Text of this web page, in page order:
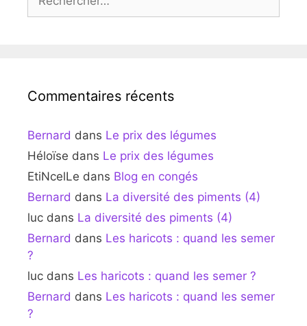
Commentaires récents
Bernard dans Le prix des légumes
Héloïse dans Le prix des légumes
EtiNcelLe dans Blog en congés
Bernard dans La diversité des piments (4)
luc dans La diversité des piments (4)
Bernard dans Les haricots : quand les semer
?
luc dans Les haricots : quand les semer ?
Bernard dans Les haricots : quand les semer
?